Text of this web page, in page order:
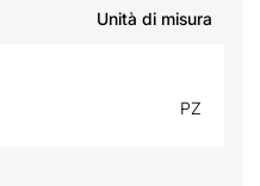
Unità di misura
PZ